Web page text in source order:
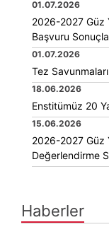
01.07.2026
2026-2027 Güz
Başvuru
01.07.2026
Tez Savunmaları
18.06.2026
Enstitümüz 20
15.06.2026
2026-2027 Güz
Değerlendirme
Haberler